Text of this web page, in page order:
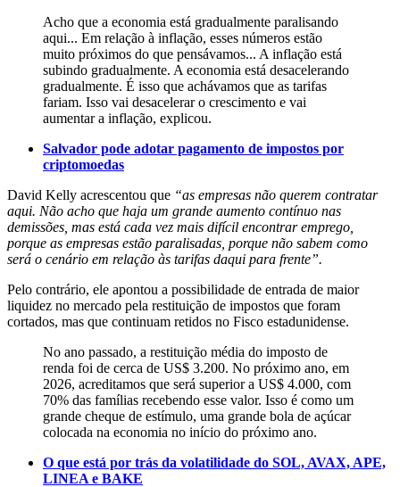
Acho que a economia está gradualmente paralisando
aqui... Em relação à inflação, esses números estão
muito próximos do que pensávamos... A inflação está
subindo gradualmente. A economia está desacelerando
gradualmente. É isso que achávamos que as tarifas
fariam. Isso vai desacelerar o crescimento e vai
aumentar a inflação, explicou.
Salvador pode adotar pagamento de impostos por
criptomoedas
David Kelly acrescentou que “as empresas não querem contratar
aqui. Não acho que haja um grande aumento contínuo nas
demissões, mas está cada vez mais difícil encontrar emprego,
porque as empresas estão paralisadas, porque não sabem como
será o cenário em relação às tarifas daqui para frente”.
Pelo contrário, ele apontou a possibilidade de entrada de maior
liquidez no mercado pela restituição de impostos que foram
cortados, mas que continuam retidos no Fisco estadunidense.
No ano passado, a restituição média do imposto de
renda foi de cerca de US$ 3.200. No próximo ano, em
2026, acreditamos que será superior a US$ 4.000, com
70% das famílias recebendo esse valor. Isso é como um
grande cheque de estímulo, uma grande bola de açúcar
colocada na economia no início do próximo ano.
O que está por trás da volatilidade do SOL, AVAX, APE,
LINEA e BAKE